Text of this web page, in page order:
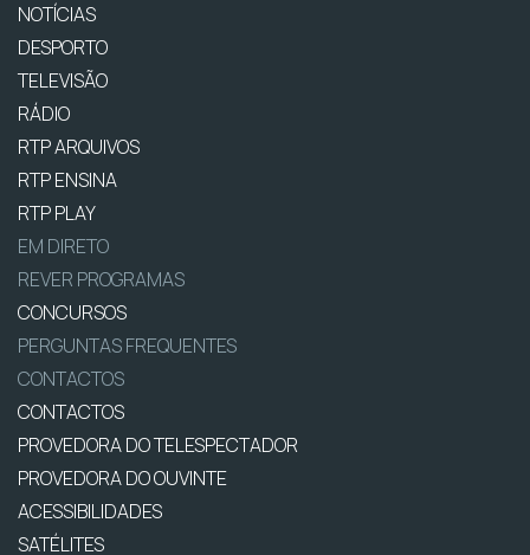
NOTÍCIAS
DESPORTO
TELEVISÃO
RÁDIO
RTP ARQUIVOS
RTP ENSINA
RTP PLAY
EM DIRETO
REVER PROGRAMAS
CONCURSOS
PERGUNTAS FREQUENTES
CONTACTOS
CONTACTOS
PROVEDORA DO TELESPECTADOR
PROVEDORA DO OUVINTE
ACESSIBILIDADES
SATÉLITES